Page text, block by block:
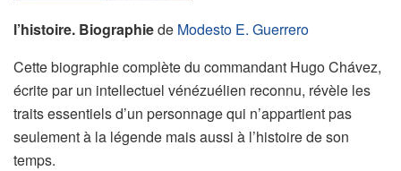
l’histoire. Biographiede Modesto E. Guerrero
Cette biographie complète du commandant Hugo Chávez,
écrite par un intellectuel vénézuélien reconnu, révèle les
traits essentiels d’un personnage qui n’appartient pas
seulement à la légende mais aussi à l’histoire de son
temps.